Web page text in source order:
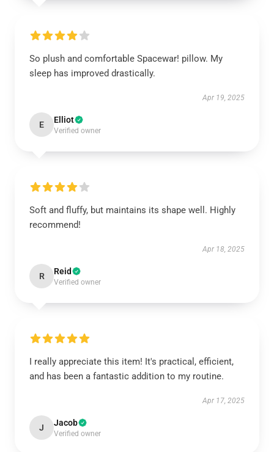
So plush and comfortable Spacewar! pillow. My
sleep has improved drastically.
Apr 19, 2025
E Elliot
Verified owner
Soft and fluffy, but maintains its shape well. Highly
recommend!
Apr 18, 2025
R Reid
Verified owner
I really appreciate this item! It's practical, efficient,
and has been a fantastic addition to my routine.
Apr 17, 2025
J Jacob
Verified owner